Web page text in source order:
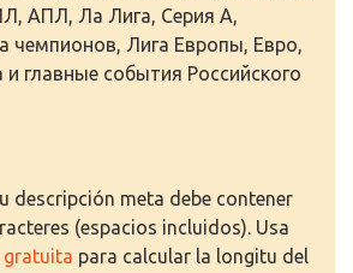
АПЛ, Ла Лига, Серия А,
чемпионов, Лига Европы, Евро,
главные события Российского
descripción meta debe contener
(espacios incluidos). Usa
gratuita para calcular la longitu del